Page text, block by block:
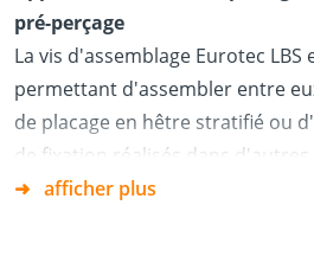
pré-perçage
La vis d'assemblage Eurotec LBS
permettant d'assembler entre
de placage en hêtre stratifié ou
de fixation réalisés dans d'autres
de bois et acier.
afficher plus